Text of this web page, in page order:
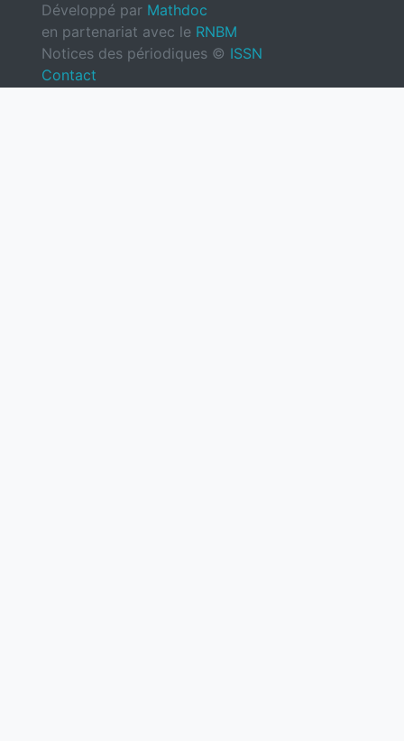
Développé par Mathdoc
en partenariat avec le RNBM
Notices des périodiques © ISSN
Contact